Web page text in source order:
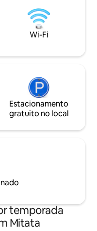
habitação serve
incomparável
Wi-Fi
Estacionamento
gratuito no local
temporada
Mitata